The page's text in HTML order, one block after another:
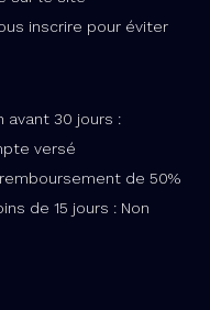
inscrire pour éviter
avant 30 jours :
versé
de 50%
de 15 jours : Non